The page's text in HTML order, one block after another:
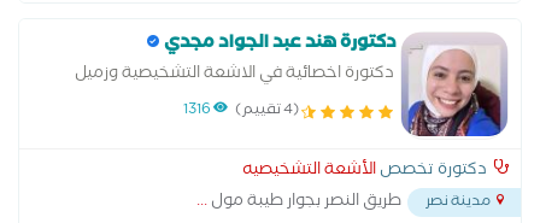
دكتورة هند عبد الجواد مجدي
دكتورة اخصائية في الاشعة التشخيصية وزميل
بوحدة طب الجنين القصر العيني جامعة القاهرة
(4 تقييم) 1316
دكتورة تخصصالأشعة التشخيصيه
مدينة نصر طريق النصر بجوار طيبة مول...